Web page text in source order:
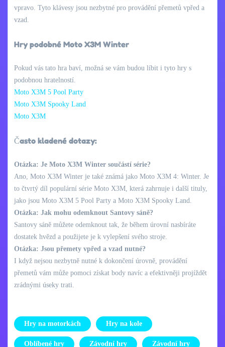
vpravo. Tyto klávesy jsou nezbytné pro provádění přemetů vpřed a
vzad.
Hry podobné Moto X3M Winter
Pokud vás tato hra baví, možná se vám budou líbit i tyto hry s
podobnou hratelností.
Moto X3M 5 Pool Party
Moto X3M Spooky Land
Moto X3M
Často kladené dotazy:
Otázka: Je Moto X3M Winter součástí série?
Ano, Moto X3M Winter je také známá jako Moto X3M 4: Winter. Je
to čtvrtý díl populární série Moto X3M, která zahrnuje i další tituly,
jako jsou Moto X3M 5 Pool Party a Moto X3M Spooky Land.
Otázka: Jak mohu odemknout Santovy sáně?
Santovy sáně můžete odemknout tak, že během úrovní nasbíráte
dostatek hvězd a použijete je k vylepšení svého stroje.
Otázka: Jsou přemety vpřed a vzad nutné?
I když nejsou nezbytně nutné k dokončení úrovně, provádění
přemetů vám může pomoci získat body navíc a efektivněji projíždět
zrádnými úseky trati.
Hry na motorkách Hry na kole
Oblíbené hry Závodní hry Závodní hry